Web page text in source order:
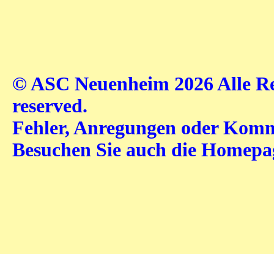
© ASC Neuenheim 2026 Alle
reserved.
Fehler, Anregungen oder
Besuchen Sie auch die